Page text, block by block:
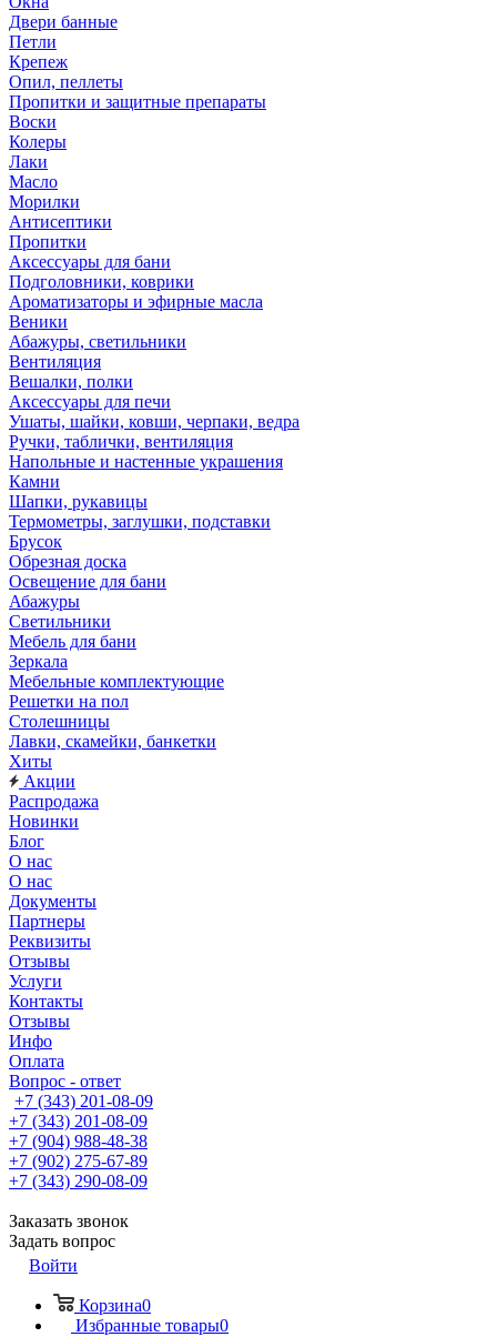
Двери банные
Петли
Крепеж
Опил, пеллеты
Пропитки и защитные препараты
Воски
Колеры
Лаки
Масло
Морилки
Антисептики
Пропитки
Аксессуары для бани
Подголовники, коврики
Ароматизаторы и эфирные масла
Веники
Абажуры, светильники
Вентиляция
Вешалки, полки
Аксессуары для печи
Ушаты, шайки, ковши, черпаки, ведра
Ручки, таблички, вентиляция
Напольные и настенные украшения
Камни
Шапки, рукавицы
Термометры, заглушки, подставки
Брусок
Обрезная доска
Освещение для бани
Абажуры
Светильники
Мебель для бани
Зеркала
Мебельные комплектующие
Решетки на пол
Столешницы
Лавки, скамейки, банкетки
Хиты
Акции
Распродажа
Новинки
Блог
О нас
О нас
Документы
Партнеры
Реквизиты
Отзывы
Услуги
Контакты
Отзывы
Инфо
Оплата
Вопрос - ответ
+7 (343) 201-08-09
+7 (343) 201-08-09
+7 (904) 988-48-38
+7 (902) 275-67-89
+7 (343) 290-08-09
Заказать звонок
Задать вопрос
Войти
Корзина0
Избранные товары0